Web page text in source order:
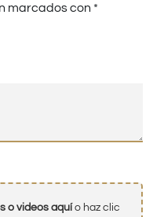
marcados con *
o videos aquío haz clic